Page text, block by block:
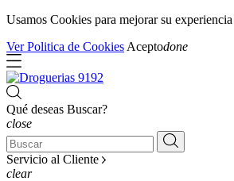
Usamos Cookies para mejorar su
Ver Politica de Cookies Aceptodone
Qué deseas Buscar?
close
Servicio al Cliente
clear